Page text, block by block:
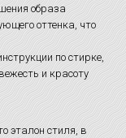
образа
оттенка, что
по стирке,
и красоту
эталон стиля, в